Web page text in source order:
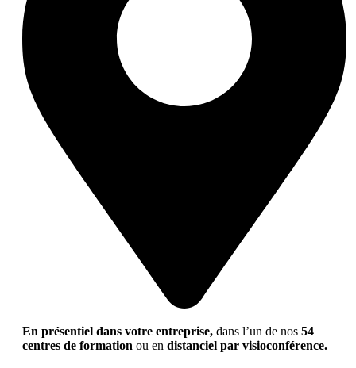
En présentiel dans votre entreprise, dans l’un de nos 54
centres de formation ou en distanciel par visioconférence.